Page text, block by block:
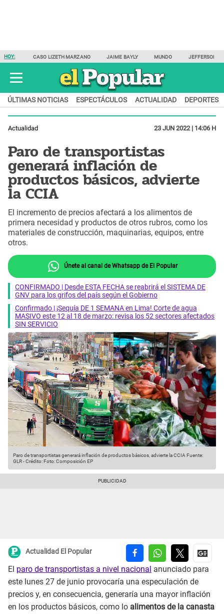
HOY: CASO LIZETH MARZANO JAIME BAYLY MUNDO JEFFERSON
ÚLTIMAS NOTICIAS ESPECTÁCULOS ACTUALIDAD DEPORTES
Actualidad 23 JUN 2022 | 14:06 H
Paro de transportistas
generará inflación de
productos básicos, advierte
la CCIA
El incremento de precios afectará a los alimentos de
primera necesidad y productos de otros rubros, como los
materiales de construcción, maquinarias, equipos, entre
otros.
Únete al canal de Whatsapp de El Popular
CONFIRMADO | Desde ESTA FECHA se reabrirá el SISTEMA DE
GNV para los grifos del país según el Gobierno
Confirmado | ¡Sequía DE 1 SEMANA en Lima! Corte de agua
MASIVO este 12 al 18 de marzo: revisa los 52 sectores afectados
SIN SERVICIO
Paro de transportistas generará inflación de productos básicos, advierte la CCIAFuente:
GLR-Crédito: Foto: Composición EP
Actualidad El Popular
El paro de transportistas a nivel nacional anunciado para
este lunes 27 de junio provocaría una especulación de
precios y, en consecuencia, generaría una mayor inflación
en los productos básicos, como lo alimentos de la canasta